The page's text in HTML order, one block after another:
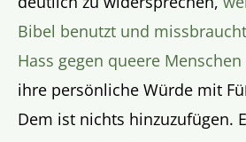
Bibel benutzt und
Hass gegen queere
ihre persönliche Würde mit
Dem ist nichts hinzuzufügen.